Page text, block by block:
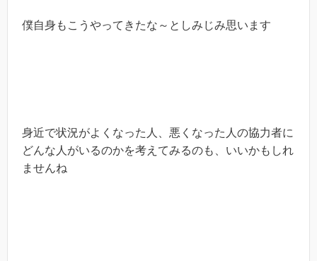
僕自身もこうやってきたな～としみじみ思います
身近で状況がよくなった人、悪くなった人の協力者に
どんな人がいるのかを考えてみるのも、いいかもしれ
ませんね